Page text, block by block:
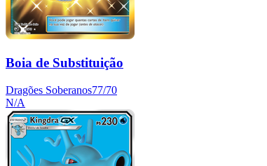
Boia de Substituição
Dragões Soberanos77/70
N/A